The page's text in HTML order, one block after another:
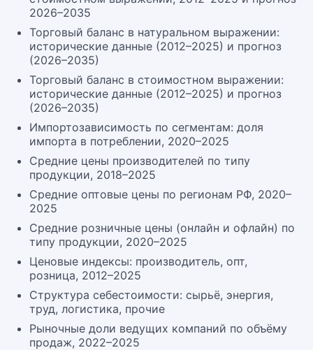
2026–2035
Торговый баланс в натуральном выражении:
исторические данные (2012–2025) и прогноз
(2026–2035)
Торговый баланс в стоимостном выражении:
исторические данные (2012–2025) и прогноз
(2026–2035)
Импортозависимость по сегментам: доля
импорта в потреблении, 2020–2025
Средние цены производителей по типу
продукции, 2018–2025
Средние оптовые цены по регионам РФ, 2020–
2025
Средние розничные цены (онлайн и офлайн) по
типу продукции, 2020–2025
Ценовые индексы: производитель, опт,
розница, 2012–2025
Структура себестоимости: сырьё, энергия,
труд, логистика, прочие
Рыночные доли ведущих компаний по объёму
продаж, 2022–2025